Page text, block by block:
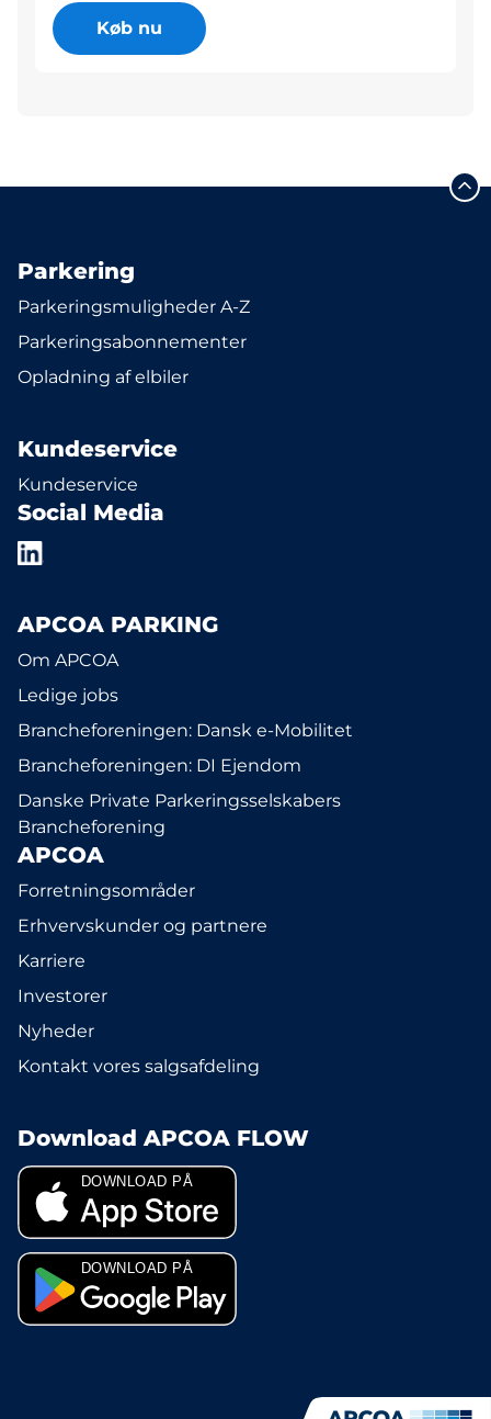
Køb nu
Parkering
Parkeringsmuligheder A-Z
Parkeringsabonnementer
Opladning af elbiler
Kundeservice
Kundeservice
Social Media
APCOA PARKING
Om APCOA
Ledige jobs
Brancheforeningen: Dansk e-Mobilitet
Brancheforeningen: DI Ejendom
Danske Private Parkeringsselskabers
Brancheforening
APCOA
Forretningsområder
Erhvervskunder og partnere
Karriere
Investorer
Nyheder
Kontakt vores salgsafdeling
Download APCOA FLOW